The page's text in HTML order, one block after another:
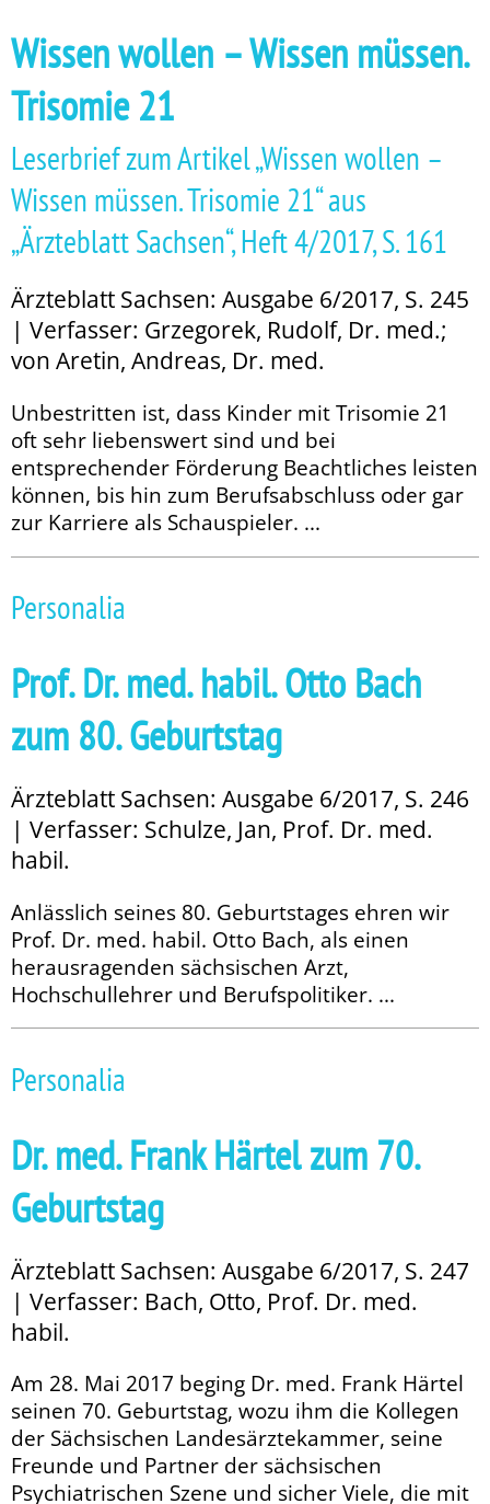
Wissen wollen – Wissen müssen.
Trisomie 21
Leserbrief zum Artikel „Wissen wollen –
Wissen müssen. Trisomie 21“ aus
„Ärzteblatt Sachsen“, Heft 4/2017, S. 161
Ärzteblatt Sachsen: Ausgabe 6/2017, S. 245
| Verfasser: Grzegorek, Rudolf, Dr. med.;
von Aretin, Andreas, Dr. med.
Unbestritten ist, dass Kinder mit Trisomie 21
oft sehr liebenswert sind und bei
entsprechender Förderung Beachtliches leisten
können, bis hin zum Berufsabschluss oder gar
zur Karriere als Schauspieler. ...
Personalia
Prof. Dr. med. habil. Otto Bach
zum 80. Geburtstag
Ärzteblatt Sachsen: Ausgabe 6/2017, S. 246
| Verfasser: Schulze, Jan, Prof. Dr. med.
habil.
Anlässlich seines 80. Geburtstages ehren wir
Prof. Dr. med. habil. Otto Bach, als einen
herausragenden sächsischen Arzt,
Hochschullehrer und Berufspolitiker. ...
Personalia
Dr. med. Frank Härtel zum 70.
Geburtstag
Ärzteblatt Sachsen: Ausgabe 6/2017, S. 247
| Verfasser: Bach, Otto, Prof. Dr. med.
habil.
Am 28. Mai 2017 beging Dr. med. Frank Härtel
seinen 70. Geburtstag, wozu ihm die Kollegen
der Säch­sischen Landesärztekammer, seine
Freunde und Partner der sächsischen
Psychiatrischen Szene und sicher Viele, die mit